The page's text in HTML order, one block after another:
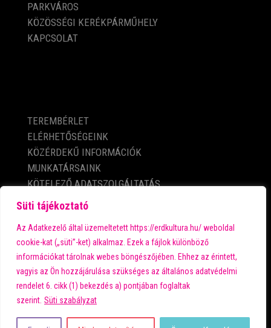
Süti tájékoztató
Az Adatkezelő által üzemeltetett https://erdkultura.hu/ weboldal
cookie-kat („süti”-ket) alkalmaz. Ezek a fájlok különböző
információkat tárolnak webes böngészőjében. Ehhez az érintett,
vagyis az Ön hozzájárulása szükséges az általános adatvédelmi
rendelet 6. cikk (1) bekezdés a) pontjában foglaltak
szerint. Süti szabályzat
PARKVÁROS
KÖZÖSSÉGI KERÉKPÁRMŰHELY
KAPCSOLAT
TEREMBÉRLET
ELÉRHETŐSÉGEINK
KÖZÉRDEKŰ INFORMÁCIÓK
MUNKATÁRSAINK
KÖTELEZŐ ADATSZOLGÁLTATÁS
ADATVÉDELMI TÁJÉKOZTATÓ
IMPRESSZUM
A városi kultúra fő támogatója: